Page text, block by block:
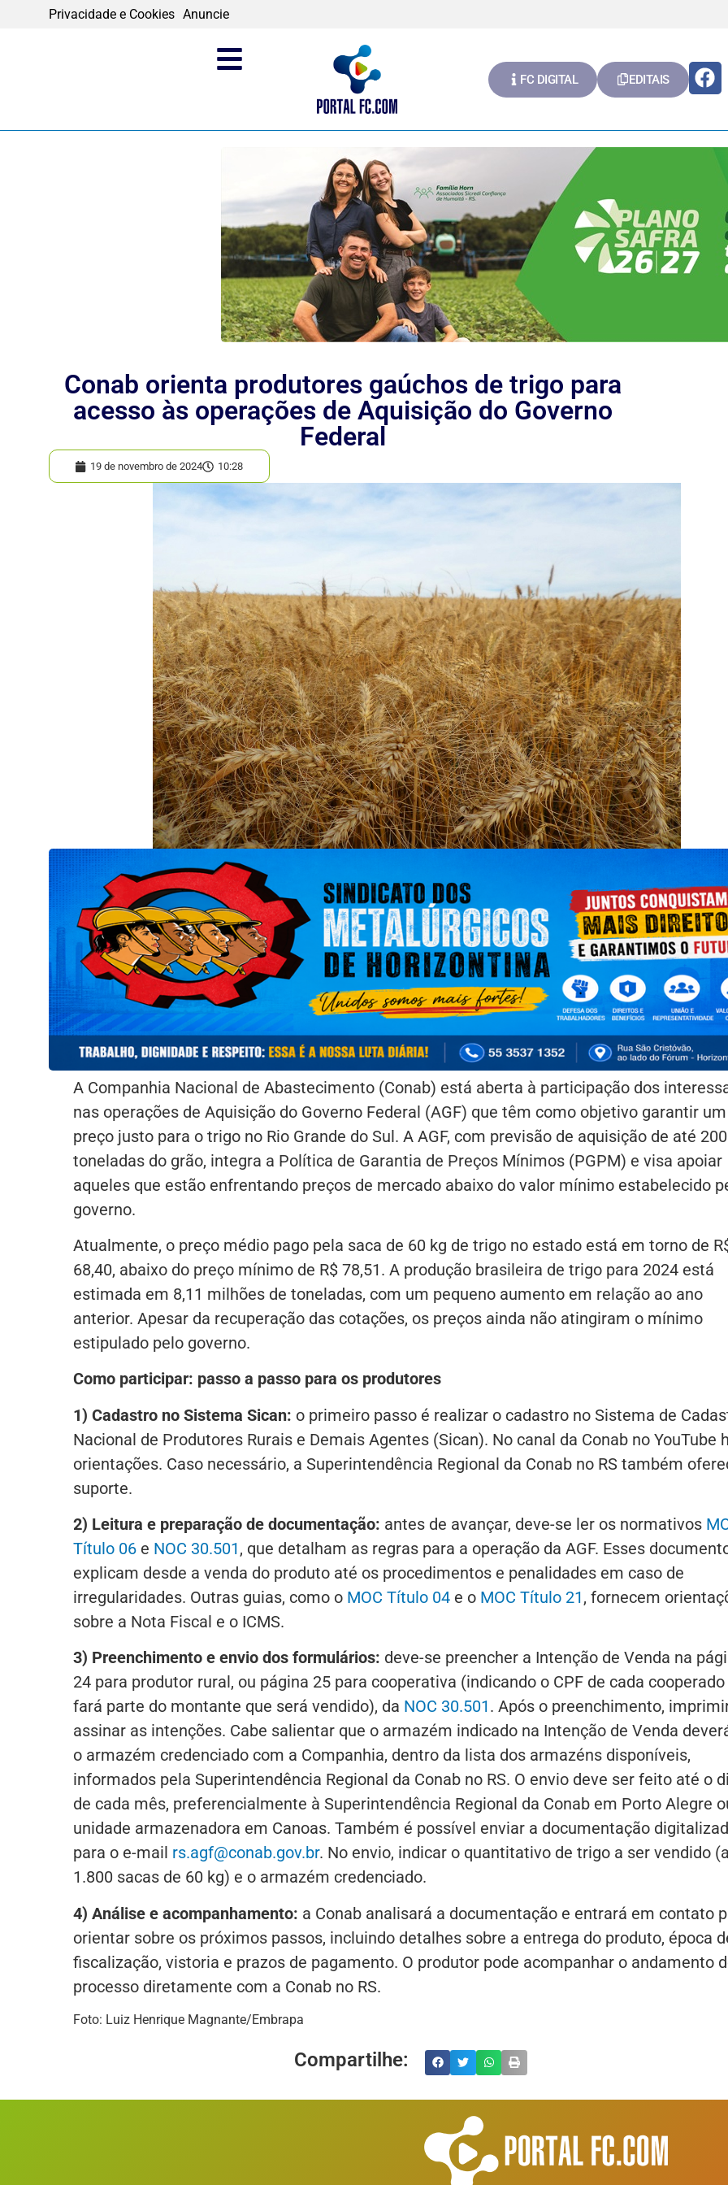
Privacidade e Cookies Anuncie
FC DIGITAL EDITAIS
Conab orienta produtores gaúchos de trigo para
acesso às operações de Aquisição do Governo
Federal
19 de novembro de 2024 10:28
A Companhia Nacional de Abastecimento (Conab) está aberta à participação dos
nas operações de Aquisição do Governo Federal (AGF) que têm como objetivo garantir um
preço justo para o trigo no Rio Grande do Sul. A AGF, com previsão de aquisição de até
toneladas do grão, integra a Política de Garantia de Preços Mínimos (PGPM) e visa apoiar
aqueles que estão enfrentando preços de mercado abaixo do valor mínimo estabelecido
governo.
Atualmente, o preço médio pago pela saca de 60 kg de trigo no estado está em torno de
68,40, abaixo do preço mínimo de R$ 78,51. A produção brasileira de trigo para 2024 está
estimada em 8,11 milhões de toneladas, com um pequeno aumento em relação ao ano
anterior. Apesar da recuperação das cotações, os preços ainda não atingiram o mínimo
estipulado pelo governo.
Como participar: passo a passo para os produtores
1) Cadastro no Sistema Sican: o primeiro passo é realizar o cadastro no Sistema de
Nacional de Produtores Rurais e Demais Agentes (Sican). No canal da Conab no YouTube
orientações. Caso necessário, a Superintendência Regional da Conab no RS também
suporte.
2) Leitura e preparação de documentação: antes de avançar, deve-se ler os normativos
Título 06e NOC 30.501, que detalham as regras para a operação da AGF. Esses
explicam desde a venda do produto até os procedimentos e penalidades em caso de
irregularidades. Outras guias, como o MOC Título 04e o MOC Título 21, fornecem
sobre a Nota Fiscal e o ICMS.
3) Preenchimento e envio dos formulários: deve-se preencher a Intenção de Venda na
24 para produtor rural, ou página 25 para cooperativa (indicando o CPF de cada cooperado
fará parte do montante que será vendido), da NOC 30.501. Após o preenchimento,
assinar as intenções. Cabe salientar que o armazém indicado na Intenção de Venda
o armazém credenciado com a Companhia, dentro da lista dos armazéns disponíveis,
informados pela Superintendência Regional da Conab no RS. O envio deve ser feito até o
de cada mês, preferencialmente à Superintendência Regional da Conab em Porto Alegre
unidade armazenadora em Canoas. Também é possível enviar a documentação
para o e-mail rs.agf@conab.gov.br. No envio, indicar o quantitativo de trigo a ser vendido
1.800 sacas de 60 kg) e o armazém credenciado.
4) Análise e acompanhamento: a Conab analisará a documentação e entrará em contato
orientar sobre os próximos passos, incluindo detalhes sobre a entrega do produto, época
fiscalização, vistoria e prazos de pagamento. O produtor pode acompanhar o andamento
processo diretamente com a Conab no RS.
Foto: Luiz Henrique Magnante/Embrapa
Compartilhe: